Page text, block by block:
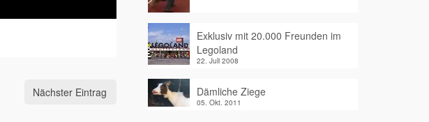
Nächster Eintrag
Exklusiv mit 20.000 Freunden im
Legoland
22. Juli 2008
Dämliche Ziege
05. Okt. 2011